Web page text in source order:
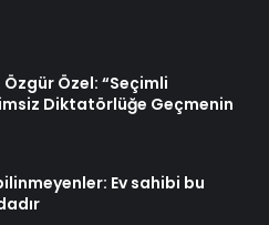
Özel: “Seçimli
Diktatörlüğe Geçmenin
Ev sahibi bu